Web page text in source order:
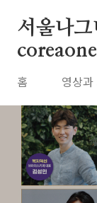
서울나
홈 영상과